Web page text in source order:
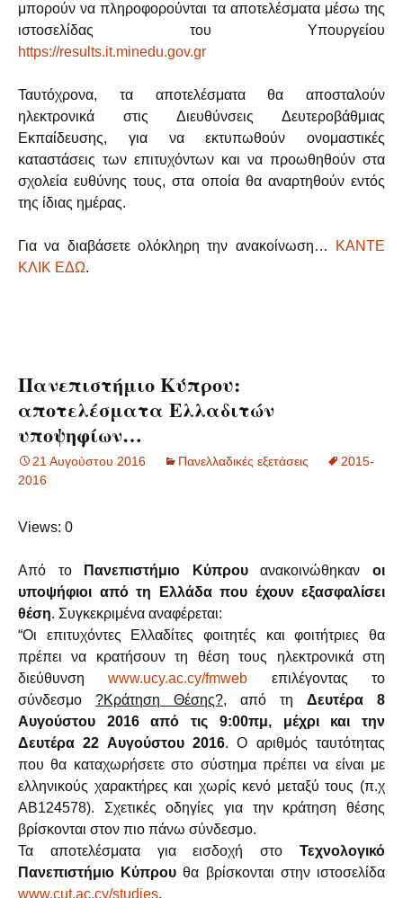
μπορούν να πληροφορούνται τα αποτελέσματα μέσω της
ιστοσελίδας του Υπουργείου
https://results.it.minedu.gov.gr
Ταυτόχρονα, τα αποτελέσματα θα αποσταλούν
ηλεκτρονικά στις Διευθύνσεις Δευτεροβάθμιας
Εκπαίδευσης, για να εκτυπωθούν ονομαστικές
καταστάσεις των επιτυχόντων και να προωθηθούν στα
σχολεία ευθύνης τους, στα οποία θα αναρτηθούν εντός
της ίδιας ημέρας.
Για να διαβάσετε ολόκληρη την ανακοίνωση…
ΚΑΝΤΕ
ΚΛΙΚ ΕΔΩ.
Πανεπιστήμιο Κύπρου:
αποτελέσματα Ελλαδιτών
υποψηφίων…
21 Αυγούστου 2016 Πανελλαδικές εξετάσεις
2015-
2016
Views: 0
Από το Πανεπιστήμιο Κύπρουανακοινώθηκανοι
υποψήφιοι από τη Ελλάδα που έχουν εξασφαλίσει
θέση. Συγκεκριμένα αναφέρεται:
“Οι επιτυχόντες Ελλαδίτες φοιτητές και φοιτήτριες θα
πρέπει να κρατήσουν τη θέση τους ηλεκτρονικά στη
διεύθυνσηwww.ucy.ac.cy/fmweb επιλέγοντας το
σύνδεσμο ?Κράτηση Θέσης?, από τη Δευτέρα 8
Αυγούστου 2016 από τις 9:00πμ, μέχρι και την
Δευτέρα 22 Αυγούστου 2016. Ο αριθμός ταυτότητας
που θα καταχωρήσετε στο σύστημα πρέπει να είναι με
ελληνικούς χαρακτήρες και χωρίς κενό μεταξύ τους (π.χ
AB124578). Σχετικές οδηγίες για την κράτηση θέσης
βρίσκονται στον πιο πάνω σύνδεσμο.
Τα αποτελέσματα για εισδοχή στο Τεχνολογικό
Πανεπιστήμιο Κύπρου θα βρίσκονται στην ιστοσελίδα
www.cut.ac.cy/studies.